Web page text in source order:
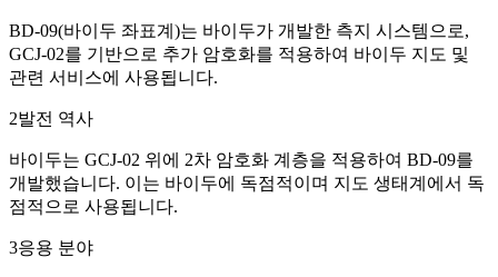
BD-09(바이두 좌표계)는 바이두가 개발한 측지 시스템으로,
GCJ-02를 기반으로 추가 암호화를 적용하여 바이두 지도 및
관련 서비스에 사용됩니다.
2발전 역사
바이두는 GCJ-02 위에 2차 암호화 계층을 적용하여 BD-09를
개발했습니다. 이는 바이두에 독점적이며 지도 생태계에서 독
점적으로 사용됩니다.
3응용 분야